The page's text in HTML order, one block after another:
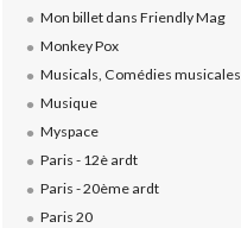
Mon billet dans Friendly Mag
Monkey Pox
Musicals, Comédies musicales
Musique
Myspace
Paris - 12è ardt
Paris - 20ème ardt
Paris 20